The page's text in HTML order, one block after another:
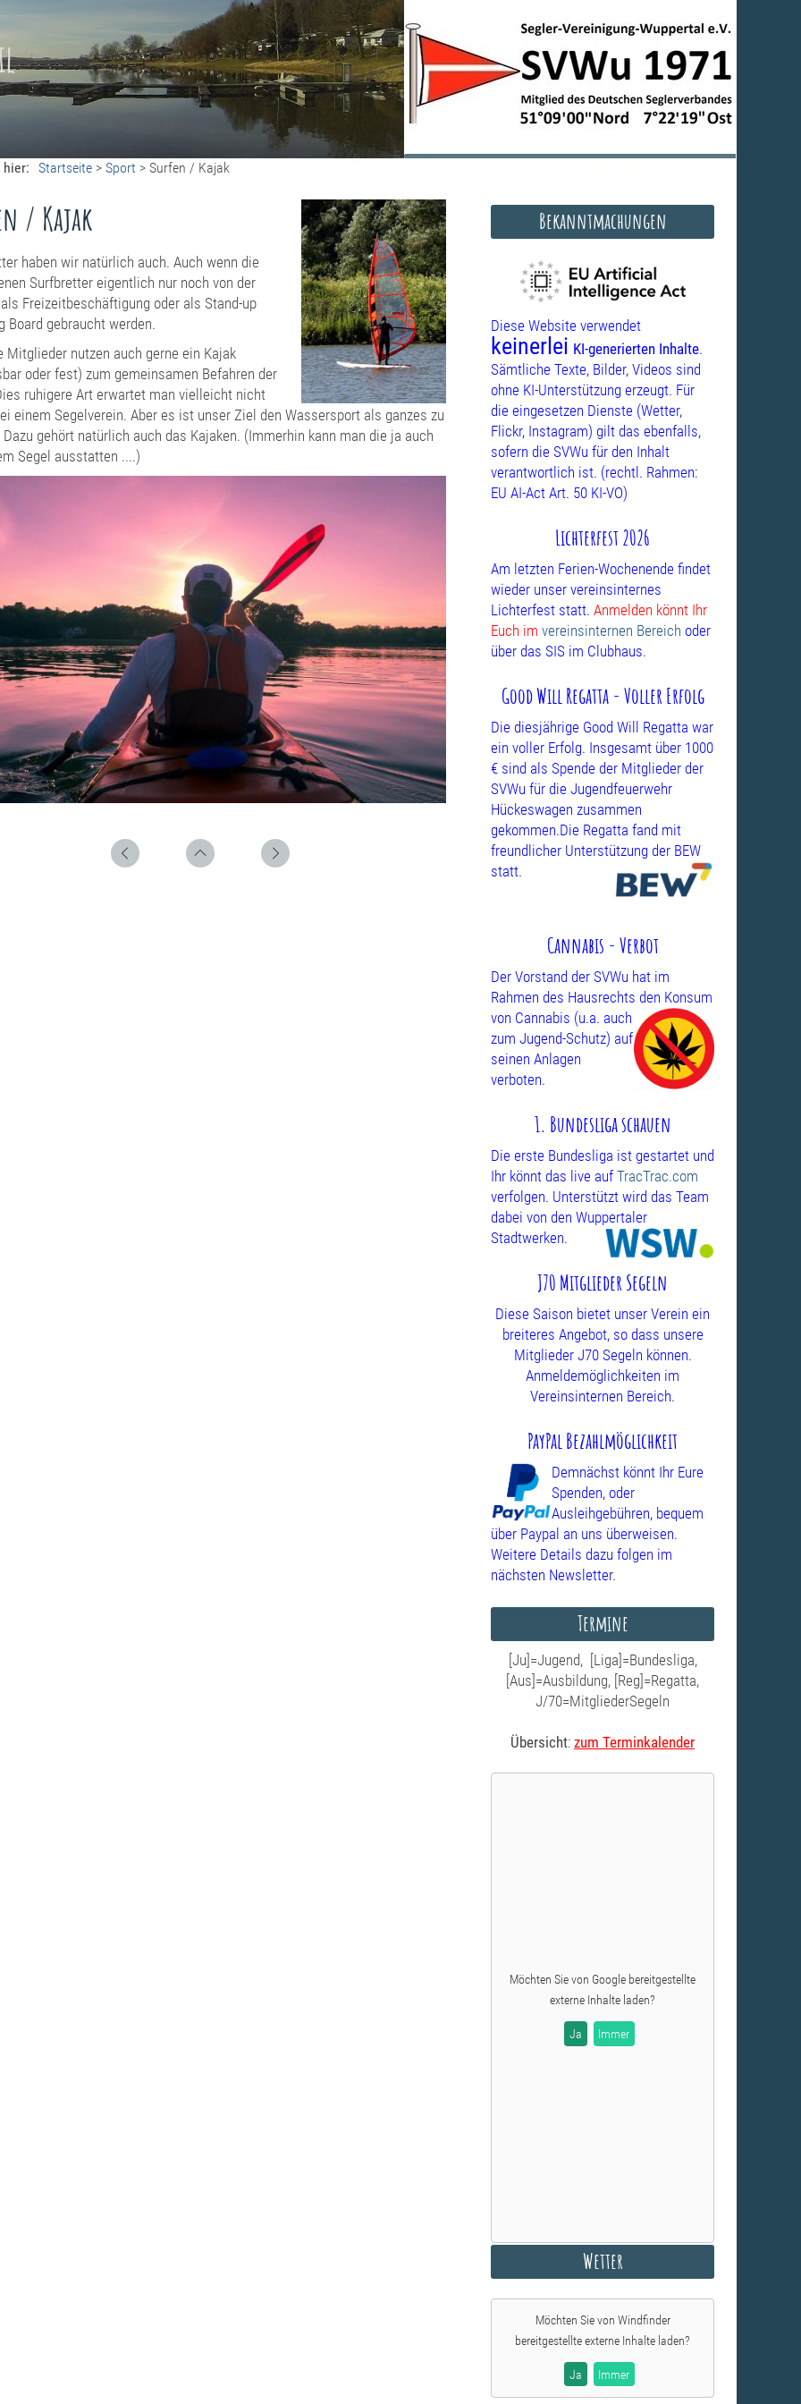
hier: Startseite > Sport > Surfen / Kajak
/ Kajak
haben wir natürlich auch. Auch wenn die
Surfbretter eigentlich nur noch von der
Freizeitbeschäftigung oder als Stand-up
Board gebraucht werden.
Mitglieder nutzen auch gerne ein Kajak
oder fest) zum gemeinsamen Befahren der
ruhigere Art erwartet man vielleicht nicht
einem Segelverein. Aber es ist unser Ziel den Wassersport als ganzes zu
gehört natürlich auch das Kajaken. (Immerhin kann man die ja auch
Segel ausstatten ....)
Bekanntmachungen
Diese Website verwendet
keinerlei KI-generierten Inhalte.
Sämtliche Texte, Bilder, Videos sind
ohne KI-Unterstützung erzeugt. Für
die eingesetzen Dienste (Wetter,
Flickr, Instagram) gilt das ebenfalls,
sofern die SVWu für den Inhalt
verantwortlich ist. (rechtl. Rahmen:
EU AI-Act Art. 50 KI-VO)
Lichterfest 2026
Am letzten Ferien-Wochenende findet
wieder unser vereinsinternes
Lichterfest statt. Anmelden könnt Ihr
Euch im vereinsinternen Bereich oder
über das SIS im Clubhaus.
Good Will Regatta - Voller Erfolg
Die diesjährige Good Will Regatta war
ein voller Erfolg. Insgesamt über 1000
€ sind als Spende der Mitglieder der
SVWu für die Jugendfeuerwehr
Hückeswagen zusammen
gekommen.Die Regatta fand mit
freundlicher Unterstützung der BEW
statt.
Cannabis - Verbot
Der Vorstand der SVWu hat im
Rahmen des Hausrechts den Konsum
von Cannabis (u.a. auch
zum Jugend-Schutz) auf
seinen Anlagen
verboten.
1. Bundesliga schauen
Die erste Bundesliga ist gestartet und
Ihr könnt das live auf TracTrac.com
verfolgen. Unterstützt wird das Team
dabei von den Wuppertaler
Stadtwerken.
J70 Mitglieder Segeln
Diese Saison bietet unser Verein ein
breiteres Angebot, so dass unsere
Mitglieder J70 Segeln können.
Anmeldemöglichkeiten im
Vereinsinternen Bereich.
PayPal Bezahlmöglichkeit
Demnächst könnt Ihr Eure
Spenden, oder
Ausleihgebühren, bequem
über Paypal an uns überweisen.
Weitere Details dazu folgen im
nächsten Newsletter.
Termine
[Ju]=Jugend, [Liga]=Bundesliga,
[Aus]=Ausbildung, [Reg]=Regatta,
J/70=MitgliederSegeln
Übersicht: zum Terminkalender
Möchten Sie von Google bereitgestellte
externe Inhalte laden?
Ja Immer
Wetter
Möchten Sie von Windfinder
bereitgestellte externe Inhalte laden?
Ja Immer